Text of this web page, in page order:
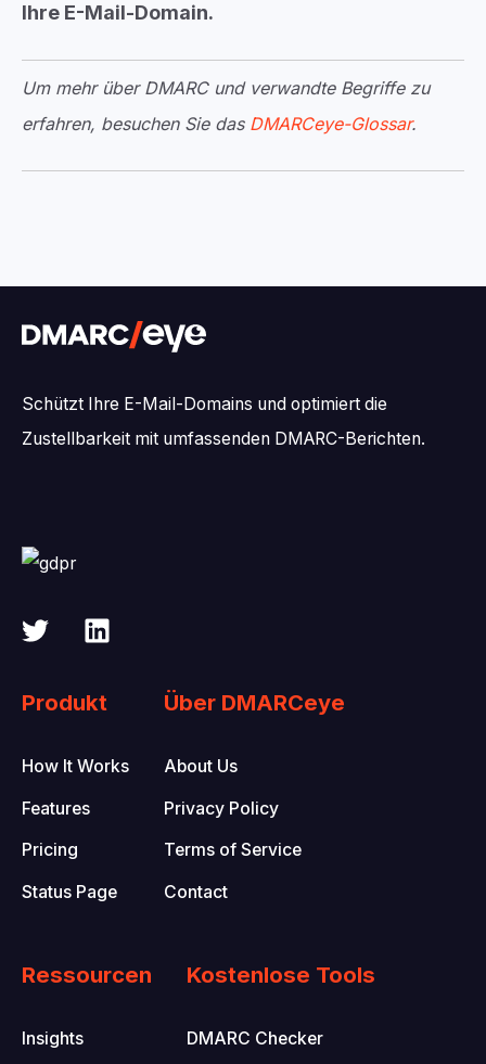
Ihre E-Mail-Domain.
Um mehr über DMARC und verwandte Begriffe zu
erfahren, besuchen Sie das DMARCeye-Glossar.
Schützt Ihre E-Mail-Domains und optimiert die
Zustellbarkeit mit umfassenden DMARC-Berichten.
Produkt
How It Works
Features
Pricing
Status Page
Über DMARCeye
About Us
Privacy Policy
Terms of Service
Contact
Ressourcen
Insights
Kostenlose Tools
DMARC Checker